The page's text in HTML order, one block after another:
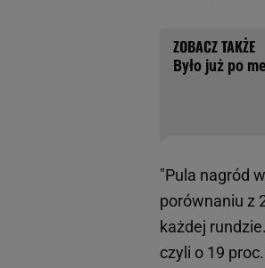
Było już po
"Pula nagród
porównaniu z
każdej
czyli o 19